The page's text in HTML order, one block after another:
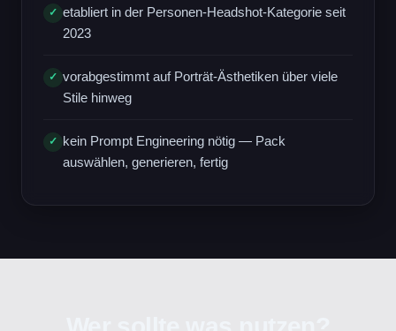
✓ etabliert in der Personen-Headshot-Kategorie seit
2023
✓ vorabgestimmt auf Porträt-Ästhetiken über viele
Stile hinweg
✓ kein Prompt Engineering nötig — Pack
auswählen, generieren, fertig